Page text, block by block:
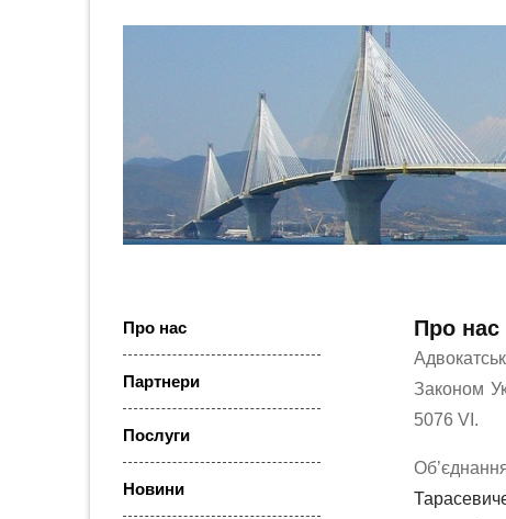
Про нас
Партнери
Послуги
Новини
Про нас
Законом
5076 VІ.